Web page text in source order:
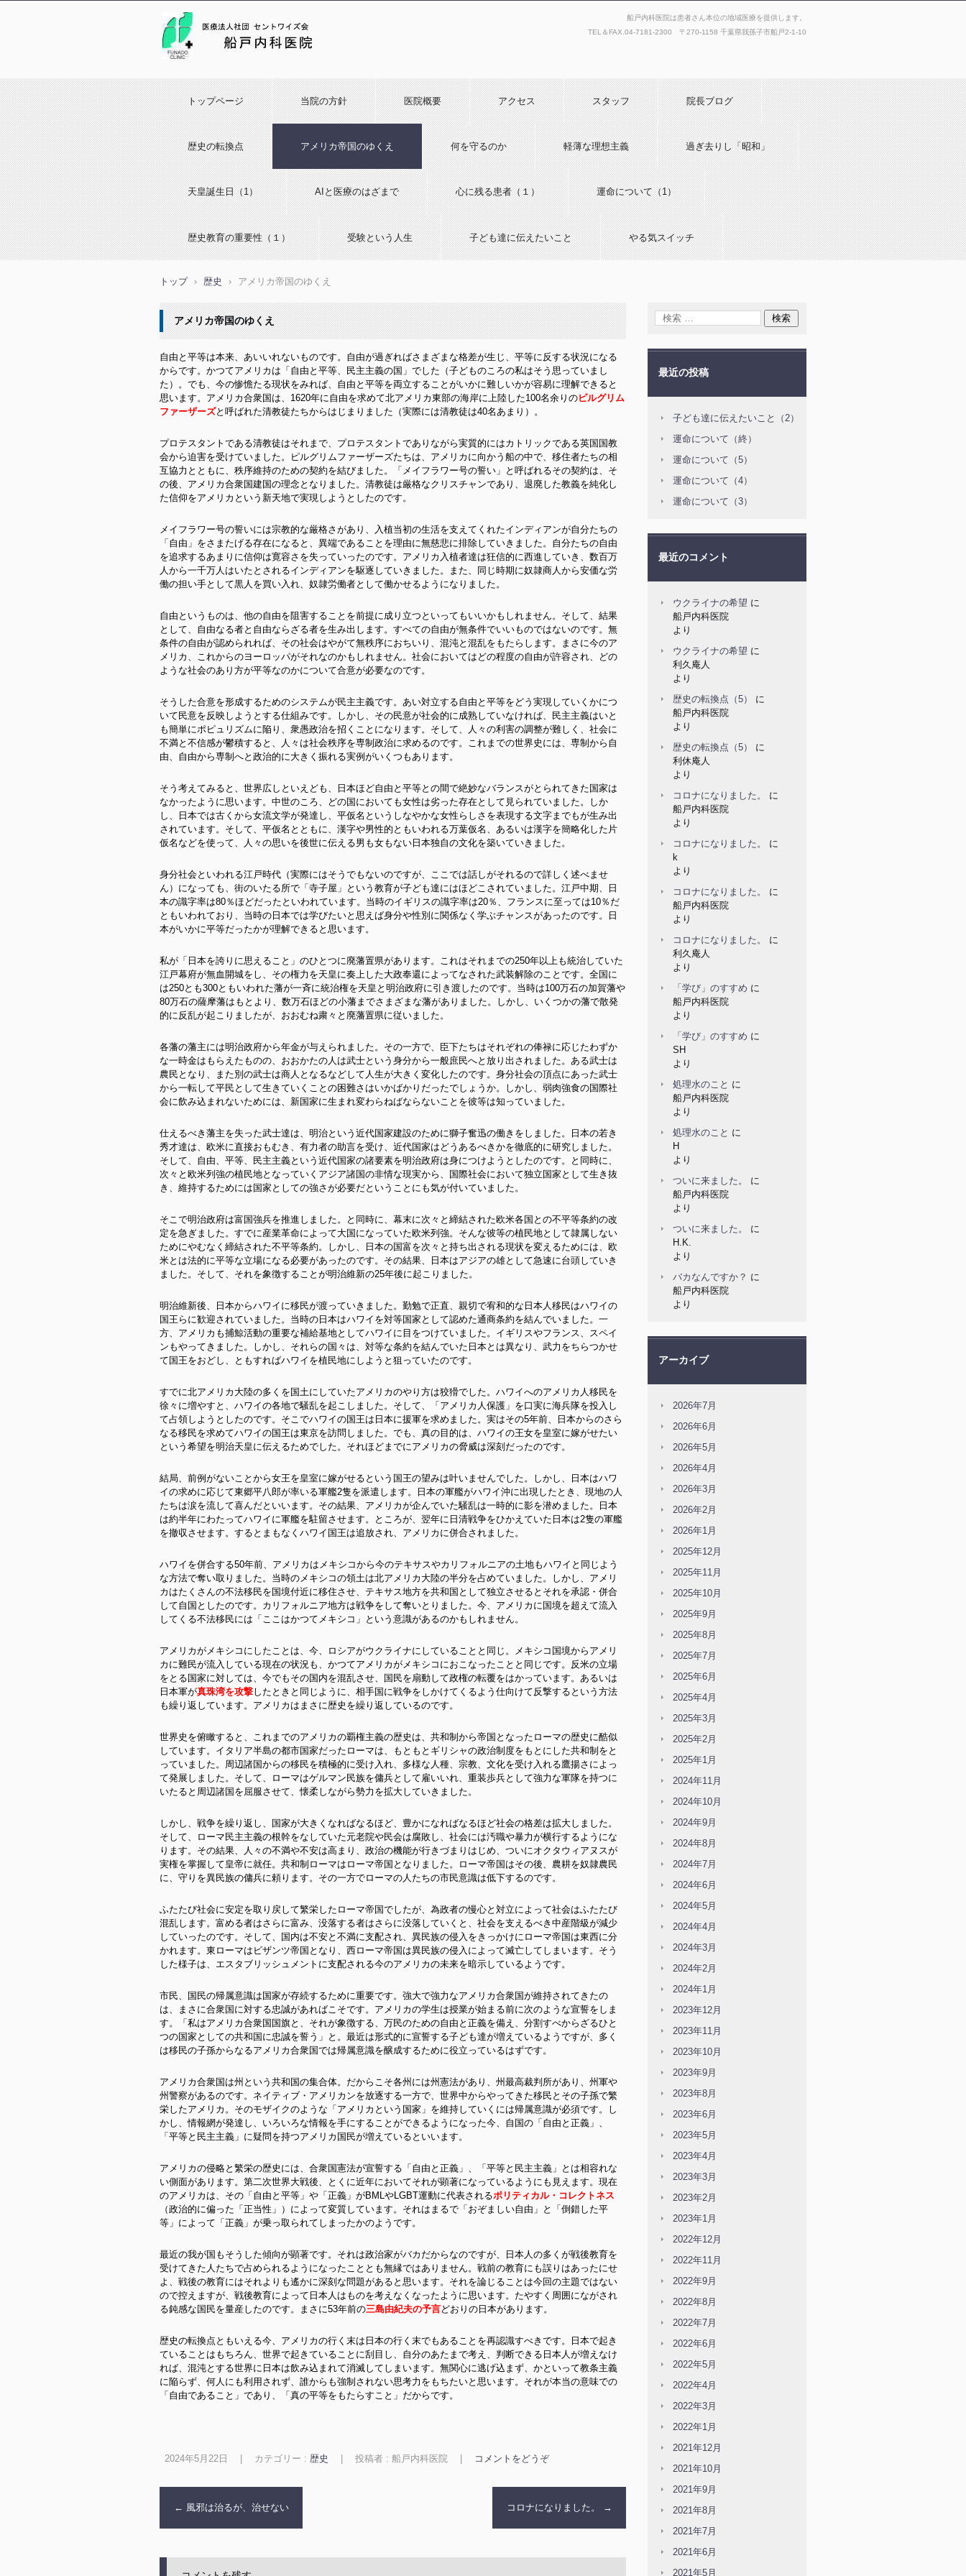
船戸内科医院は患者さん本位の地域医療を提供します。
TEL＆FAX. 04-7181-2300 〒270-1158 千葉県我孫子市船戸2-1-10
トップページ 当院の方針 医院概要 アクセス スタッフ 院長ブログ
歴史の転換点 アメリカ帝国のゆくえ 何を守るのか 軽薄な理想主義 過ぎ去りし「昭和」
天皇誕生日（1） AIと医療のはざまで 心に残る患者（１） 運命について（1）
歴史教育の重要性（１） 受験という人生 子ども達に伝えたいこと やる気スイッチ
トップ › 歴史 › アメリカ帝国のゆくえ
アメリカ帝国のゆくえ
自由と平等は本来、あいいれないものです。自由が過ぎればさまざまな格差が生じ、平等に反する状況になる
からです。かつてアメリカは「自由と平等、民主主義の国」でした（子どものころの私はそう思っていまし
た）。でも、今の惨憺たる現状をみれば、自由と平等を両立することがいかに難しいかが容易に理解できると
思います。アメリカ合衆国は、1620年に自由を求めて北アメリカ東部の海岸に上陸した100名余りのピルグリム
ファーザーズと呼ばれた清教徒たちからはじまりました（実際には清教徒は40名あまり）。
プロテスタントである清教徒はそれまで、プロテスタントでありながら実質的にはカトリックである英国国教
会から迫害を受けていました。ピルグリムファーザーズたちは、アメリカに向かう船の中で、移住者たちの相
互協力とともに、秩序維持のための契約を結びました。「メイフラワー号の誓い」と呼ばれるその契約は、そ
の後、アメリカ合衆国建国の理念となりました。清教徒は厳格なクリスチャンであり、退廃した教義を純化し
た信仰をアメリカという新天地で実現しようとしたのです。
メイフラワー号の誓いには宗教的な厳格さがあり、入植当初の生活を支えてくれたインディアンが自分たちの
「自由」をさまたげる存在になると、異端であることを理由に無慈悲に排除していきました。自分たちの自由
を追求するあまりに信仰は寛容さを失っていったのです。アメリカ入植者達は狂信的に西進していき、数百万
人から一千万人はいたとされるインディアンを駆逐していきました。また、同じ時期に奴隷商人から安価な労
働の担い手として黒人を買い入れ、奴隷労働者として働かせるようになりました。
自由というものは、他の自由を阻害することを前提に成り立つといってもいいかもしれません。そして、結果
として、自由なる者と自由ならざる者を生み出します。すべての自由が無条件でいいものではないのです。無
条件の自由が認められれば、その社会はやがて無秩序におちいり、混沌と混乱をもたらします。まさに今のア
メリカ、これからのヨーロッパがそれなのかもしれません。社会においてはどの程度の自由が許容され、どの
ような社会のあり方が平等なのかについて合意が必要なのです。
そうした合意を形成するためのシステムが民主主義です。あい対立する自由と平等をどう実現していくかにつ
いて民意を反映しようとする仕組みです。しかし、その民意が社会的に成熟していなければ、民主主義はいと
も簡単にポピュリズムに陥り、衆愚政治を招くことになります。そして、人々の利害の調整が難しく、社会に
不満と不信感が鬱積すると、人々は社会秩序を専制政治に求めるのです。これまでの世界史には、専制から自
由、自由から専制へと政治的に大きく振れる実例がいくつもあります。
そう考えてみると、世界広しといえども、日本ほど自由と平等との間で絶妙なバランスがとられてきた国家は
なかったように思います。中世のころ、どの国においても女性は劣った存在として見られていました。しか
し、日本では古くから女流文学が発達し、平仮名というしなやかな女性らしさを表現する文字までもが生み出
されています。そして、平仮名とともに、漢字や男性的ともいわれる万葉仮名、あるいは漢字を簡略化した片
仮名などを使って、人々の思いを後世に伝える男も女もない日本独自の文化を築いていきました。
身分社会といわれる江戸時代（実際にはそうでもないのですが、ここでは話しがそれるので詳しく述べませ
ん）になっても、街のいたる所で「寺子屋」という教育が子ども達にはほどこされていました。江戸中期、日
本の識字率は80％ほどだったといわれています。当時のイギリスの識字率は20％、フランスに至っては10％だ
ともいわれており、当時の日本では学びたいと思えば身分や性別に関係なく学ぶチャンスがあったのです。日
本がいかに平等だったかが理解できると思います。
私が「日本を誇りに思えること」のひとつに廃藩置県があります。これはそれまでの250年以上も統治していた
江戸幕府が無血開城をし、その権力を天皇に奏上した大政奉還によってなされた武装解除のことです。全国に
は250とも300ともいわれた藩が一斉に統治権を天皇と明治政府に引き渡したのです。当時は100万石の加賀藩や
80万石の薩摩藩はもとより、数万石ほどの小藩までさまざまな藩がありました。しかし、いくつかの藩で散発
的に反乱が起こりましたが、おおむね粛々と廃藩置県に従いました。
各藩の藩主には明治政府から年金が与えられました。その一方で、臣下たちはそれぞれの俸禄に応じたわずか
な一時金はもらえたものの、おおかたの人は武士という身分から一般庶民へと放り出されました。ある武士は
農民となり、また別の武士は商人となるなどして人生が大きく変化したのです。身分社会の頂点にあった武士
から一転して平民として生きていくことの困難さはいかばかりだったでしょうか。しかし、弱肉強食の国際社
会に飲み込まれないためには、新国家に生まれ変わらねばならないことを彼等は知っていました。
仕えるべき藩主を失った武士達は、明治という近代国家建設のために獅子奮迅の働きをしました。日本の若き
秀才達は、欧米に直接おもむき、有力者の助言を受け、近代国家はどうあるべきかを徹底的に研究しました。
そして、自由、平等、民主主義という近代国家の諸要素を明治政府は身につけようとしたのです。と同時に、
次々と欧米列強の植民地となっていくアジア諸国の非情な現実から、国際社会において独立国家として生き抜
き、維持するためには国家としての強さが必要だということにも気が付いていました。
そこで明治政府は富国強兵を推進しました。と同時に、幕末に次々と締結された欧米各国との不平等条約の改
定を急ぎました。すでに産業革命によって大国になっていた欧米列強。そんな彼等の植民地として隷属しない
ためにやむなく締結された不平等条約。しかし、日本の国富を次々と持ち出される現状を変えるためには、欧
米とは法的に平等な立場になる必要があったのです。その結果、日本はアジアの雄として急速に台頭していき
ました。そして、それを象徴することが明治維新の25年後に起こりました。
明治維新後、日本からハワイに移民が渡っていきました。勤勉で正直、親切で宥和的な日本人移民はハワイの
国王らに歓迎されていました。当時の日本はハワイを対等国家として認めた通商条約を結んでいました。一
方、アメリカも捕鯨活動の重要な補給基地としてハワイに目をつけていました。イギリスやフランス、スペイ
ンもやってきました。しかし、それらの国々は、対等な条約を結んでいた日本とは異なり、武力をちらつかせ
て国王をおどし、ともすればハワイを植民地にしようと狙っていたのです。
すでに北アメリカ大陸の多くを国土にしていたアメリカのやり方は狡猾でした。ハワイへのアメリカ人移民を
徐々に増やすと、ハワイの各地で騒乱を起こしました。そして、「アメリカ人保護」を口実に海兵隊を投入し
て占領しようとしたのです。そこでハワイの国王は日本に援軍を求めました。実はその5年前、日本からのさら
なる移民を求めてハワイの国王は東京を訪問しました。でも、真の目的は、ハワイの王女を皇室に嫁がせたい
という希望を明治天皇に伝えるためでした。それほどまでにアメリカの脅威は深刻だったのです。
結局、前例がないことから女王を皇室に嫁がせるという国王の望みは叶いませんでした。しかし、日本はハワ
イの求めに応じて東郷平八郎が率いる軍艦2隻を派遣します。日本の軍艦がハワイ沖に出現したとき、現地の人
たちは涙を流して喜んだといいます。その結果、アメリカが企んでいた騒乱は一時的に影を潜めました。日本
は約半年にわたってハワイに軍艦を駐留させます。ところが、翌年に日清戦争をひかえていた日本は2隻の軍艦
を撤収させます。するとまもなくハワイ国王は追放され、アメリカに併合されました。
ハワイを併合する50年前、アメリカはメキシコから今のテキサスやカリフォルニアの土地もハワイと同じよう
な方法で奪い取りました。当時のメキシコの領土は北アメリカ大陸の半分を占めていました。しかし、アメリ
カはたくさんの不法移民を国境付近に移住させ、テキサス地方を共和国として独立させるとそれを承認・併合
して自国としたのです。カリフォルニア地方は戦争をして奪いとりました。今、アメリカに国境を超えて流入
してくる不法移民には「ここはかつてメキシコ」という意識があるのかもしれません。
アメリカがメキシコにしたことは、今、ロシアがウクライナにしていることと同じ。メキシコ国境からアメリ
カに難民が流入している現在の状況も、かつてアメリカがメキシコにおこなったことと同じです。反米の立場
をとる国家に対しては、今でもその国内を混乱させ、国民を扇動して政権の転覆をはかっています。あるいは
日本軍が真珠湾を攻撃したときと同じように、相手国に戦争をしかけてくるよう仕向けて反撃するという方法
も繰り返しています。アメリカはまさに歴史を繰り返しているのです。
世界史を俯瞰すると、これまでのアメリカの覇権主義の歴史は、共和制から帝国となったローマの歴史に酷似
しています。イタリア半島の都市国家だったローマは、もともとギリシャの政治制度をもとにした共和制をと
っていました。周辺諸国からの移民を積極的に受け入れ、多様な人種、宗教、文化を受け入れる鷹揚さによっ
て発展しました。そして、ローマはゲルマン民族を傭兵として雇いいれ、重装歩兵として強力な軍隊を持つに
いたると周辺諸国を屈服させて、懐柔しながら勢力を拡大していきました。
しかし、戦争を繰り返し、国家が大きくなればなるほど、豊かになればなるほど社会の格差は拡大しました。
そして、ローマ民主主義の根幹をなしていた元老院や民会は腐敗し、社会には汚職や暴力が横行するようにな
ります。その結果、人々の不満や不安は高まり、政治の機能が行きづまりはじめ、ついにオクタウィアヌスが
実権を掌握して皇帝に就任。共和制ローマはローマ帝国となりました。ローマ帝国はその後、農耕を奴隷農民
に、守りを異民族の傭兵に頼ります。その一方でローマの人たちの市民意識は低下するのです。
ふたたび社会に安定を取り戻して繁栄したローマ帝国でしたが、為政者の慢心と対立によって社会はふたたび
混乱します。富める者はさらに富み、没落する者はさらに没落していくと、社会を支えるべき中産階級が減少
していったのです。そして、国内は不安と不満に支配され、異民族の侵入をきっかけにローマ帝国は東西に分
かれます。東ローマはビザンツ帝国となり、西ローマ帝国は異民族の侵入によって滅亡してしまいます。そう
した様子は、エスタブリッシュメントに支配される今のアメリカの未来を暗示しているようです。
市民、国民の帰属意識は国家が存続するために重要です。強大で強力なアメリカ合衆国が維持されてきたの
は、まさに合衆国に対する忠誠があればこそです。アメリカの学生は授業が始まる前に次のような宣誓をしま
す。「私はアメリカ合衆国国旗と、それが象徴する、万民のための自由と正義を備え、分割すべからざるひと
つの国家としての共和国に忠誠を誓う」と。最近は形式的に宣誓する子ども達が増えているようですが、多く
は移民の子孫からなるアメリカ合衆国では帰属意識を醸成するために役立っているはずです。
アメリカ合衆国は州という共和国の集合体。だからこそ各州には州憲法があり、州最高裁判所があり、州軍や
州警察があるのです。ネイティブ・アメリカンを放逐する一方で、世界中からやってきた移民とその子孫で繁
栄したアメリカ。そのモザイクのような「アメリカという国家」を維持していくには帰属意識が必須です。し
かし、情報網が発達し、いろいろな情報を手にすることができるようになった今、自国の「自由と正義」、
「平等と民主主義」に疑問を持つアメリカ国民が増えているといいます。
アメリカの侵略と繁栄の歴史には、合衆国憲法が宣誓する「自由と正義」、「平等と民主主義」とは相容れな
い側面があります。第二次世界大戦後、とくに近年においてそれが顕著になっているようにも見えます。現在
のアメリカは、その「自由と平等」や「正義」がBMLやLGBT運動に代表されるポリティカル・コレクトネス
（政治的に偏った「正当性」）によって変質しています。それはまるで「おぞましい自由」と「倒錯した平
等」によって「正義」が乗っ取られてしまったかのようです。
最近の我が国もそうした傾向が顕著です。それは政治家がバカだからなのですが、日本人の多くが戦後教育を
受けてきた人たちで占められるようになったこととも無縁ではありません。戦前の教育にも誤りはあったにせ
よ、戦後の教育にはそれよりも遙かに深刻な問題があると思います。それを論じることは今回の主題ではない
ので控えますが、戦後教育によって日本人はものを考えなくなったように思います。たやすく周囲にながされ
る鈍感な国民を量産したのです。まさに53年前の三島由紀夫の予言どおりの日本があります。
歴史の転換点ともいえる今、アメリカの行く末は日本の行く末でもあることを再認識すべきです。日本で起き
ていることはもちろん、世界で起きていることに刮目し、自分のあたまで考え、判断できる日本人が増えなけ
れば、混沌とする世界に日本は飲み込まれて消滅してしまいます。無関心に逃げ込まず、かといって教条主義
に陥らず、何人にも利用されず、誰からも強制されない思考力をもちたいと思います。それが本当の意味での
「自由であること」であり、「真の平等をもたらすこと」だからです。
2024年5月22日 カテゴリー : 歴史 投稿者 : 船戸内科医院 コメントをどうぞ
← 風邪は治るが、治せない コロナになりました。 →
最近の投稿
子ども達に伝えたいこと（2）
運命について（終）
運命について（5）
運命について（4）
運命について（3）
最近のコメント
ウクライナの希望 に
船戸内科医院
より
ウクライナの希望 に
利久庵人
より
歴史の転換点（5）
に
船戸内科医院
より
歴史の転換点（5）
に
利休庵人
より
コロナになりました。
に
船戸内科医院
より
コロナになりました。
に
k
より
コロナになりました。
に
船戸内科医院
より
コロナになりました。
に
利久庵人
より
「学び」のすすめ に
船戸内科医院
より
「学び」のすすめ に
SH
より
処理水のこと に
船戸内科医院
より
処理水のこと に
H
より
ついに来ました。
に
船戸内科医院
より
ついに来ました。
に
H.K.
より
バカなんですか？ に
船戸内科医院
より
アーカイブ
2026年7月
2026年6月
2026年5月
2026年4月
2026年3月
2026年2月
2026年1月
2025年12月
2025年11月
2025年10月
2025年9月
2025年8月
2025年7月
2025年6月
2025年4月
2025年3月
2025年2月
2025年1月
2024年11月
2024年10月
2024年9月
2024年8月
2024年7月
2024年6月
2024年5月
2024年4月
2024年3月
2024年2月
2024年1月
2023年12月
2023年11月
2023年10月
2023年9月
2023年8月
2023年6月
2023年5月
2023年4月
2023年3月
2023年2月
2023年1月
2022年12月
2022年11月
2022年9月
2022年8月
2022年7月
2022年6月
2022年5月
2022年4月
2022年3月
2022年1月
2021年12月
2021年10月
2021年9月
2021年8月
2021年7月
2021年6月
2021年5月